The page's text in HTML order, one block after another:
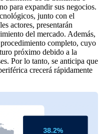
para expandir sus negocios.
junto con el
actores, presentarán
del mercado. Además,
completo, cuyo
próximo debido a la
Por lo tanto, se anticipa que
crecerá rápidamente